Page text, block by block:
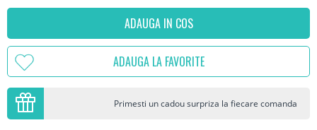
ADAUGA IN COS
ADAUGA LA FAVORITE
Primesti un cadou surpriza la fiecare comanda